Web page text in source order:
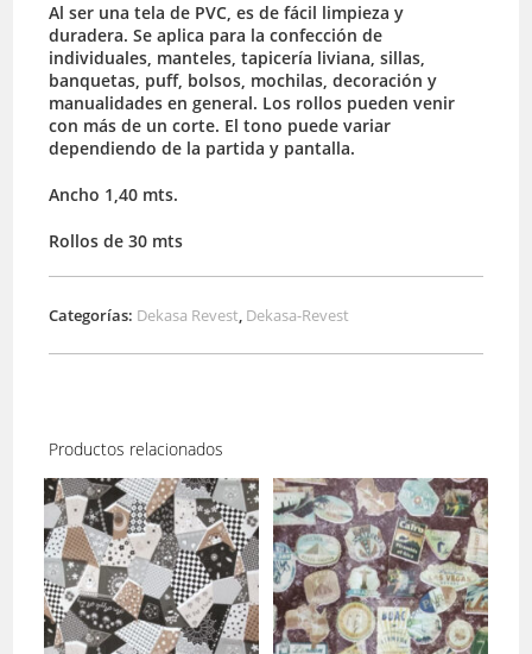
Al ser una tela de PVC, es de fácil limpieza y
duradera. Se aplica para la confección de
individuales, manteles, tapicería liviana, sillas,
banquetas, puff, bolsos, mochilas, decoración y
manualidades en general. Los rollos pueden venir
con más de un corte. El tono puede variar
dependiendo de la partida y pantalla.
Ancho 1,40 mts.
Rollos de 30 mts
Categorías: Dekasa Revest, Dekasa-Revest
Productos relacionados